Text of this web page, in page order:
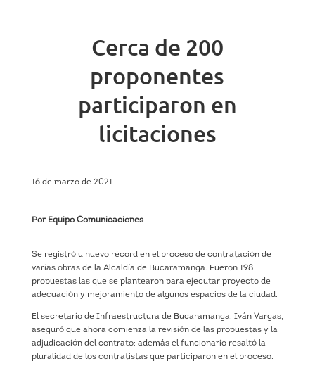
Cerca de 200
proponentes
participaron en
licitaciones
16 de marzo de 2021
Por Equipo Comunicaciones
Se registró u nuevo récord en el proceso de contratación de
varias obras de la Alcaldía de Bucaramanga. Fueron 198
propuestas las que se plantearon para ejecutar proyecto de
adecuación y mejoramiento de algunos espacios de la ciudad.
El secretario de Infraestructura de Bucaramanga, Iván Vargas,
aseguró que ahora comienza la revisión de las propuestas y la
adjudicación del contrato; además el funcionario resaltó la
pluralidad de los contratistas que participaron en el proceso.